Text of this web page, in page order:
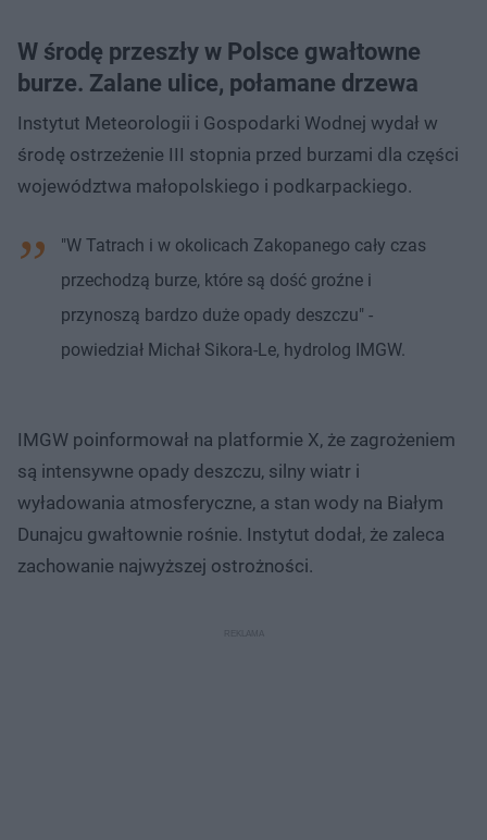
W środę przeszły w Polsce gwałtowne
burze. Zalane ulice, połamane drzewa
Instytut Meteorologii i Gospodarki Wodnej wydał w
środę ostrzeżenie III stopnia przed burzami dla części
województwa małopolskiego i podkarpackiego.
"W Tatrach i w okolicach Zakopanego cały czas
przechodzą burze, które są dość groźne i
przynoszą bardzo duże opady deszczu" -
powiedział Michał Sikora-Le, hydrolog IMGW.
IMGW poinformował na platformie X, że zagrożeniem
są intensywne opady deszczu, silny wiatr i
wyładowania atmosferyczne, a stan wody na Białym
Dunajcu gwałtownie rośnie. Instytut dodał, że zaleca
zachowanie najwyższej ostrożności.